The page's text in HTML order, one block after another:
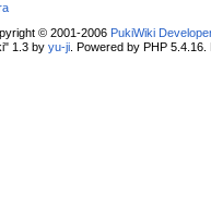
© 2001-2006 PukiWiki
1.3 by yu-ji. Powered by PHP